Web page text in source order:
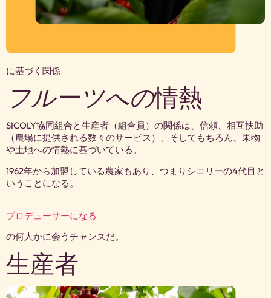
に基づく関係
フルーツへの情熱
SICOLY協同組合と生産者（組合員）の関係は、信頼、相互扶助
（農場に提供される数々のサービス）、そしてもちろん、果物
や土地への情熱に基づいている。
1962年から加盟している農家もあり、つまりシコリーの4代目と
いうことになる。
プロデューサーになる
の何人かに会うチャンスだ。
生産者